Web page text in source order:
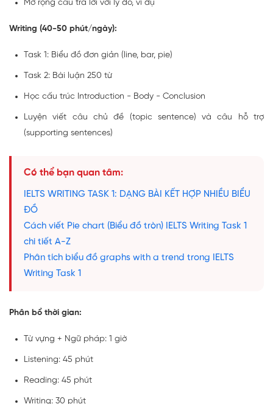
Mở rộng câu trả lời với lý do, ví dụ
Writing (40-50 phút/ngày):
Task 1: Biểu đồ đơn giản (line, bar, pie)
Task 2: Bài luận 250 từ
Học cấu trúc Introduction - Body - Conclusion
Luyện viết câu chủ đề (topic sentence) và câu hỗ trợ
(supporting sentences)
Có thể bạn quan tâm:
IELTS WRITING TASK 1: DẠNG BÀI KẾT HỢP NHIỀU BIỂU
ĐỒ
Cách viết Pie chart (Biểu đồ tròn) IELTS Writing Task 1
chi tiết A-Z
Phân tích biểu đồ graphs with a trend trong IELTS
Writing Task 1
Phân bổ thời gian:
Từ vựng + Ngữ pháp: 1 giờ
Listening: 45 phút
Reading: 45 phút
Writing: 30 phút